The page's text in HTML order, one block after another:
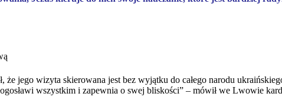
że jego wizyta skierowana jest bez wyjątku do całego narodu
wszystkim i zapewnia o swej bliskości” – mówił we Lwowie